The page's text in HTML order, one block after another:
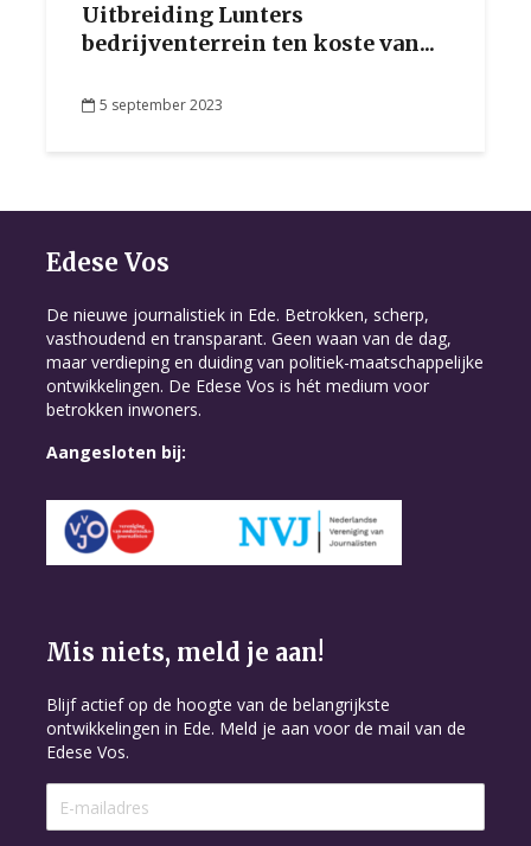
Uitbreiding Lunters
bedrijventerrein ten koste van...
5 september 2023
Edese Vos
De nieuwe journalistiek in Ede. Betrokken, scherp,
vasthoudend en transparant. Geen waan van de dag,
maar verdieping en duiding van politiek-maatschappelijke
ontwikkelingen. De Edese Vos is hét medium voor
betrokken inwoners.
Aangesloten bij:
Mis niets, meld je aan!
Blijf actief op de hoogte van de belangrijkste
ontwikkelingen in Ede. Meld je aan voor de mail van de
Edese Vos.